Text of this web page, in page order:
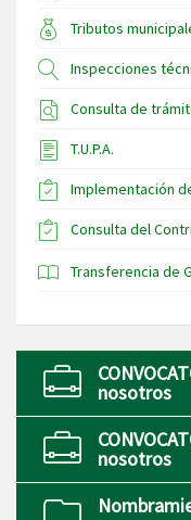
Tributos
Inspecciones
Consulta de
T.U.P.A.
Implementación
Consulta del
Transferencia de
nosotros
nosotros